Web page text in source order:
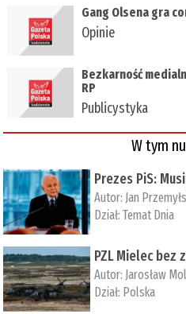
Gang Olsena gra
Opinie
Bezkarność
RP
Publicystyka
W tym
Prezes PiS:
Autor: Jan
Dział:Temat Dnia
PZL Mielec bez
Autor: Jarosław
Dział: Polska